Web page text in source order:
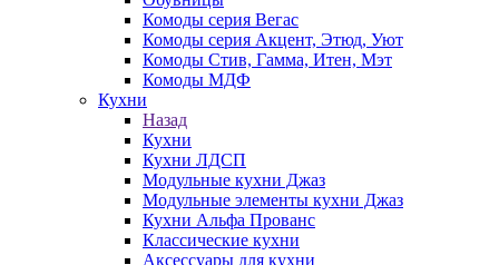
Комоды серия Вегас
Комоды серия Акцент, Этюд, Уют
Комоды Стив, Гамма, Итен, Мэт
Комоды МДФ
Кухни
Назад
Кухни
Кухни ЛДСП
Модульные кухни Джаз
Модульные элементы кухни Джаз
Кухни Альфа Прованс
Классические кухни
Аксессуары для кухни